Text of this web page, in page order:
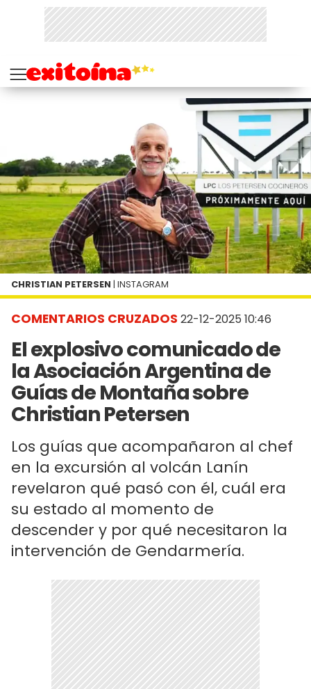
COMENTARIOS CRUZADOS 22-12-2025 10:46
El explosivo comunicado de
la Asociación Argentina de
Guías de Montaña sobre
Christian Petersen
Los guías que acompañaron al chef
en la excursión al volcán Lanín
revelaron qué pasó con él, cuál era
su estado al momento de
descender y por qué necesitaron la
intervención de Gendarmería.
CHRISTIAN PETERSEN | INSTAGRAM